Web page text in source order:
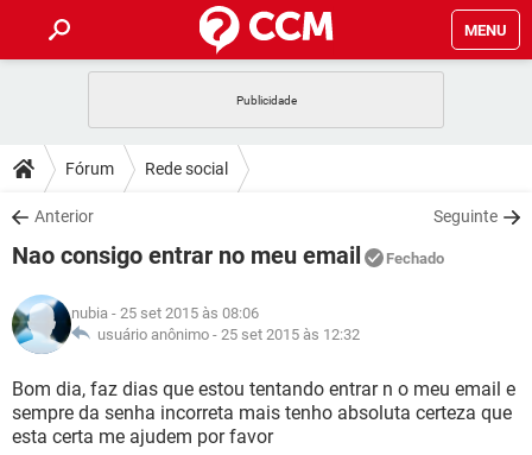
MENU
CELULAR
OUTLOOK
INSTAGRAM GMAIL
GUIA DE COMPRAS
DICAS
JOGOS
INSTAGRAM
GUIA DE COMPRAS
DOWNLOADS
JOGOS WHATSAPP
CELULAR
OUTLOOK EXCEL
INSTAGRAM GMAIL
GUIA DE COMPRAS
JOGOS
CELULAR
OUTLOOK EXCEL
INSTAGRAM
GLOSSÁRIO
JOGOS WHATSAPP
CELULAR FACEBOOK
Fórum Rede social
Anterior Seguinte
Nao consigo entrar no meu email Fechado
nubia - 25 set 2015 às 08:06
usuário anônimo - 25 set 2015 às 12:32
Bom dia, faz dias que estou tentando entrar n o meu email e
sempre da senha incorreta mais tenho absoluta certeza que
esta certa me ajudem por favor